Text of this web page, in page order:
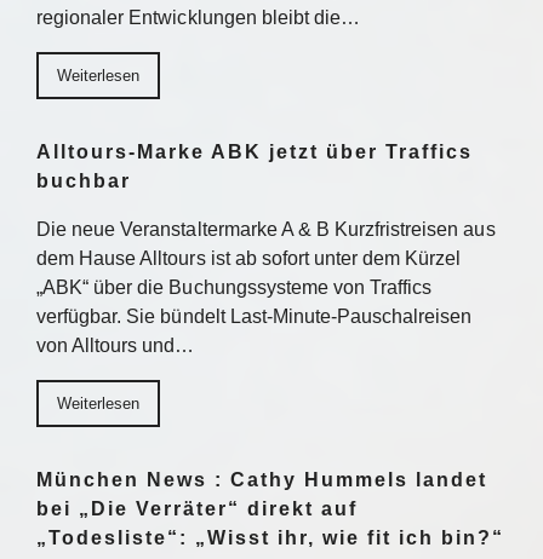
regionaler Entwicklungen bleibt die…
Weiterlesen
Alltours-Marke ABK jetzt über Traffics
buchbar
Die neue Veranstaltermarke A & B Kurzfristreisen aus
dem Hause Alltours ist ab sofort unter dem Kürzel
„ABK“ über die Buchungssysteme von Traffics
verfügbar. Sie bündelt Last-Minute-Pauschalreisen
von Alltours und…
Weiterlesen
München News : Cathy Hummels landet
bei „Die Verräter“ direkt auf
„Todesliste“: „Wisst ihr, wie fit ich bin?“